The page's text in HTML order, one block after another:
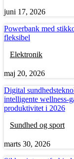
juni 17, 2026
Powerbank med
fleksibel
Elektronik
maj 20, 2026
Digital
intelligente wellness-
produktivitet i 2026
Sundhed og sport
marts 30, 2026